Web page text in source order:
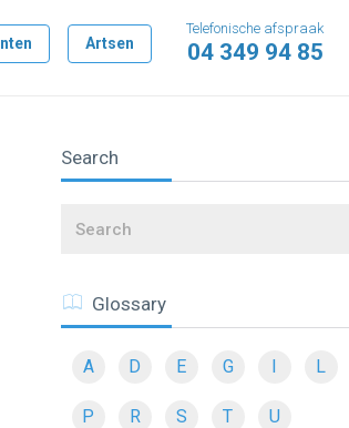
Artsen
Telefonische afspraak
04 349 94 85
Search
Glossary
A D E G I L
P R S T U